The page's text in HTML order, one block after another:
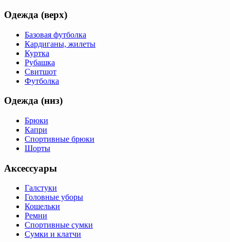
Одежда (верх)
Базовая футболка
Кардиганы, жилеты
Куртка
Рубашка
Свитшот
Футболка
Одежда (низ)
Брюки
Капри
Спортивные брюки
Шорты
Аксессуары
Галстуки
Головные уборы
Кошельки
Ремни
Спортивные сумки
Сумки и клатчи